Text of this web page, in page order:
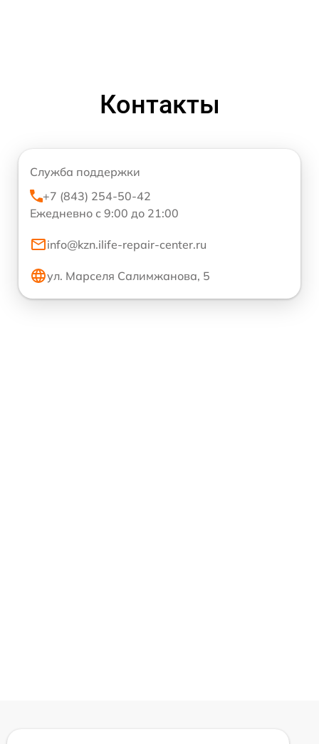
Контакты
Служба поддержки
+7 (843) 254-50-42
Ежедневно с 9:00 до 21:00
info@kzn.ilife-repair-center.ru
ул. Марселя Салимжанова, 5